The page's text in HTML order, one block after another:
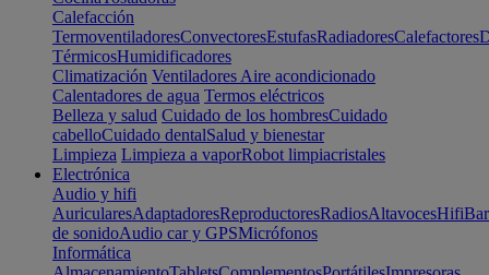
Calefacción
TermoventiladoresConvectoresEstufasRadiadoresCalefactores
TérmicosHumidificadores
Climatización Ventiladores Aire acondicionado
Calentadores de agua Termos eléctricos
Belleza y salud Cuidado de los hombresCuidado
cabelloCuidado dentalSalud y bienestar
Limpieza Limpieza a vaporRobot limpiacristales
Electrónica
Audio y hifi
AuricularesAdaptadoresReproductoresRadiosAltavocesHifi
de sonidoAudio car y GPSMicrófonos
Informática